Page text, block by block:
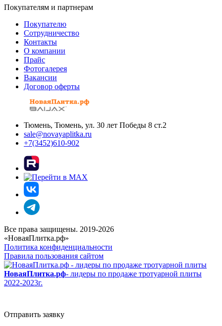
Покупателям и партнерам
Покупателю
Сотрудничество
Контакты
О компании
Прайс
Фотогалерея
Вакансии
Договор оферты
Тюмень, Тюмень, ул. 30 лет Победы 8 ст.2
sale@novayaplitka.ru
+7(3452)610-902
Все права защищены. 2019-2026
«НоваяПлитка.рф»
Политика конфиденциальности
Правила пользования сайтом
НоваяПлитка.рф- лидеры по продаже тротуарной плиты
2022-2023г.
Отправить заявку